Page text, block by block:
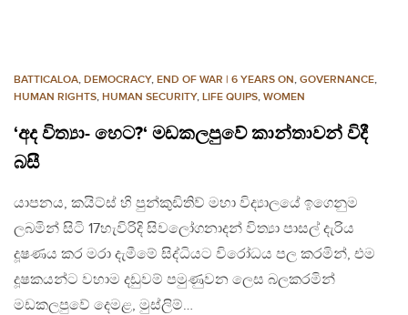
BATTICALOA, DEMOCRACY, END OF WAR | 6 YEARS ON, GOVERNANCE,
HUMAN RIGHTS, HUMAN SECURITY, LIFE QUIPS, WOMEN
‘අද විත්‍යා- හෙට?‘ මඩකලපුවේ කාන්තාවන් විදී
බසී
යාපනය, කයිට්ස් හි පුන්කුඩිතිව් මහා විද්‍යාලයේ ඉගෙනුම
ලබමින් සිටි 17හැවිරිදි සිවලෝගනාදන් විත්‍යා පාසල් දැරිය
දූෂණය කර මරා දැමීමේ සිද්ධියට විරෝධය පල කරමින්, එම
දූෂකයන්ට වහාම දඩුවම් පමුණුවන ලෙස බලකරමින්
මඩකලපුවේ දෙමළ, මුස්ලිම්…